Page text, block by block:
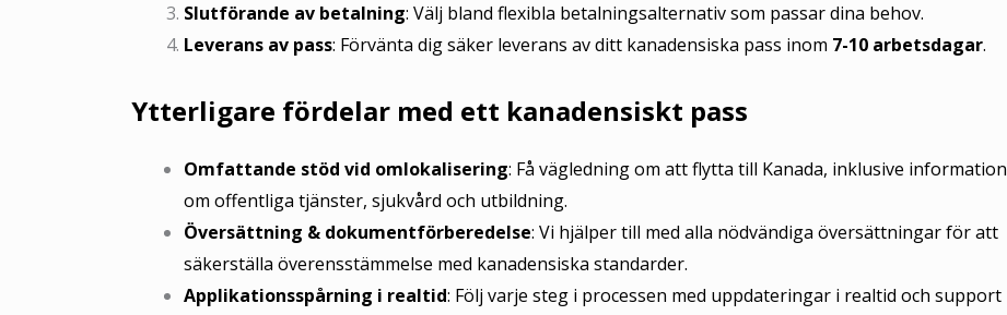
Slutförande av betalning: Välj bland flexibla betalningsalternativ som passar dina behov.
Leverans av pass: Förvänta dig säker leverans av ditt kanadensiska pass inom 7-10 arbetsdagar.
Ytterligare fördelar med ett kanadensiskt pass
Omfattande stöd vid omlokalisering: Få vägledning om att flytta till Kanada, inklusive information
om offentliga tjänster, sjukvård och utbildning.
Översättning & dokumentförberedelse: Vi hjälper till med alla nödvändiga översättningar för att
säkerställa överensstämmelse med kanadensiska standarder.
Applikationsspårning i realtid: Följ varje steg i processen med uppdateringar i realtid och support